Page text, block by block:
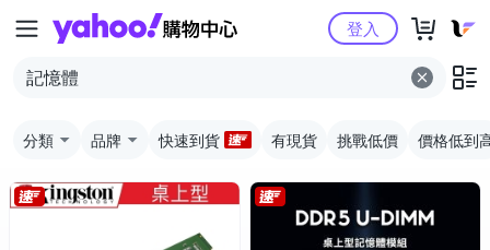
Yahoo購物中心登入
分類 品牌 快速到貨 有現貨 挑戰低價 價格低到